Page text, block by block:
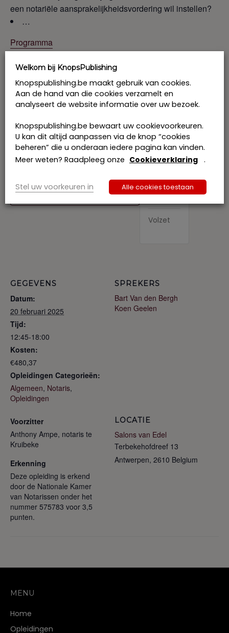
een notariële aansprakelijkheidsvordering wil instellen?
…
Programma
KnopsPublishing is erkend als opleidingsverstrekker voor
accreditatienummer van KnopsPublishing is
DV.O245662, thema: beroepspecifieke competenties
Prijs: € 480 excl. btw per deelnemer
Ik schrijf me in samen met collegae: € 445 excl. btw
per deelnemer
Toevoegen aan kalender Tickets
Volzet
GEGEVENS
Datum:
20 februari 2025
Tijd:
12:45-18:00
Kosten:
€480,37
Opleidingen Categorieën:
Algemeen, Notaris,
Opleidingen
LOCATIE
Salons van Edel
Terbekehofdreef 13
Antwerpen, 2610 Belgium
SPREKERS
Bart Van den Bergh
Koen Geelen
Voorzitter
Anthony Ampe, notaris te
Kruibeke
Erkenning
Deze opleiding is erkend
door de Nationale Kamer
van Notarissen onder het
nummer 575783 voor 3,5
punten.
MENU
Home
Opleidingen
Welkom bij KnopsPublishing
Knopspublishing.be maakt gebruik van cookies.
Aan de hand van die cookies verzamelt en
analyseert de website informatie over uw bezoek.
Knopspublishing.be bewaart uw cookievoorkeuren.
U kan dit altijd aanpassen via de knop “cookies
beheren” die u onderaan iedere pagina kan vinden.
Meer weten? Raadpleeg onze Cookieverklaring .
Stel uw voorkeuren in Alle cookies toestaan